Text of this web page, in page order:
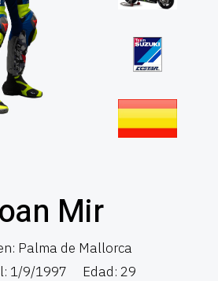
Mir
Palma de Mallorca
1/9/1997
Edad: 29